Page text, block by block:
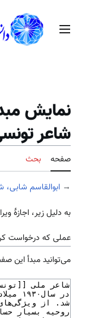
محتوامنوی اصلی
نمایش
شاعر
صفحه بحث
→ ابوالقاسم شابی،
به دلیل زیر، اجازهٔ
عملی که درخواست
می‌توانید مبدأ این